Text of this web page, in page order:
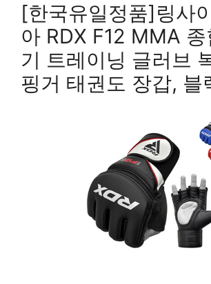
[한국유일정품]링사
아 RDX F12 MMA
기 트레이닝 글러브
핑거 태권도 장갑, 블